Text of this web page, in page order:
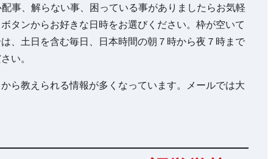
事、解らない事、困っている事がありましたらお気軽
タンからお好きな日時をお選びください。枠が空いて
、土日を含む毎日、日本時間の朝７時から夜７時まで
い。
ら教えられる情報が多くなっています。メールでは大